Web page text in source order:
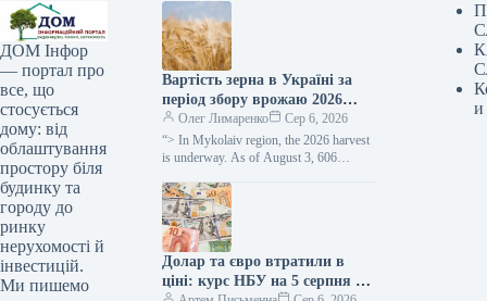
ДОМ Інфор
— портал про
все, що
стосується
дому: від
облаштування
простору біля
будинку та
городу до
ринку
нерухомості й
інвестицій.
Ми пишемо
Вартість зерна в Україні за
період збору врожаю 2026
року зменшилася приблизно
наполовину —
SuperAgronom.com
Олег Лимаренко
Сер 6, 2026
“> In Mykolaiv region, the 2026 harvest
is underway. As of August 3, 606
leguminous…
Долар та євро втратили в
ціні: курс НБУ на 5 серпня —
и